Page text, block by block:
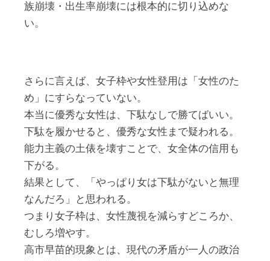
族崩壊・出生率崩壊には根本的に切り込めな
い。
さらに言えば、女子枠や女性登用は「女性のた
め」にすらなっていない。
本当に優秀な女性は、下駄なしで勝てばいい。
下駄を履かせると、優秀な女性まで疑われる。
能力主義の土俵を壊すことで、女全体の信用も
下がる。
結果として、「やっぱり女は下駄がないと無理
なんだろ」と思われる。
つまり女子枠は、女性蔑視を減らすどころか、
むしろ増やす。
高市早苗的現象とは、現代の矛盾が一人の政治